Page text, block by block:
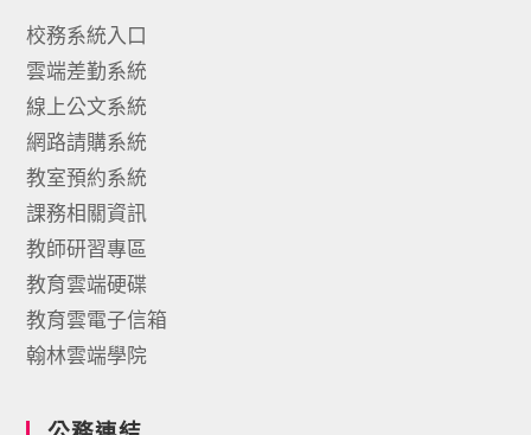
校務系統入口
雲端差勤系統
線上公文系統
網路請購系統
教室預約系統
課務相關資訊
教師研習專區
教育雲端硬碟
教育雲電子信箱
翰林雲端學院